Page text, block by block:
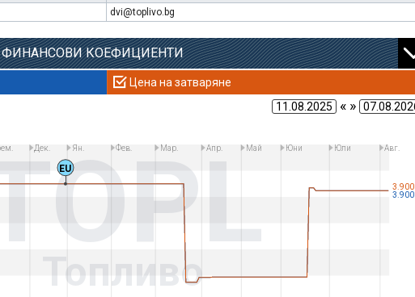
dvi@toplivo.bg
КОЕФИЦИЕНТИ
Цена на затваряне
« »
Топливо
3.900
3.900
Дек. Ян. Фев. Мар. Апр. Май Юни Юли Авг.
EU